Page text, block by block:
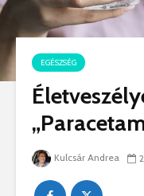
EGÉSZSÉG
Kulcsár Andrea